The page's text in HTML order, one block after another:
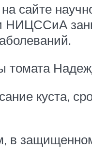
сайте
НИЦССиА
томата
куста,
в